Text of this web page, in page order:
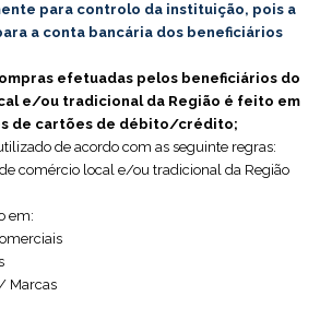
para controlo da instituição, pois a
a conta bancária dos beneficiários
efetuadas pelos beneficiários do
e/ou tradicional da Região é feito em
de cartões de débito/crédito;
de acordo com as seguinte regras:
comércio local e/ou tradicional da Região
em:
Marcas